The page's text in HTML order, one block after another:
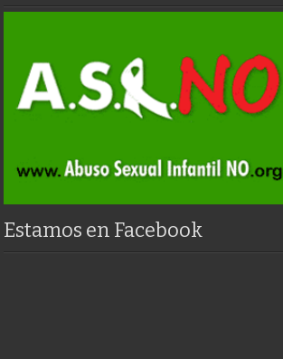
Estamos en Facebook